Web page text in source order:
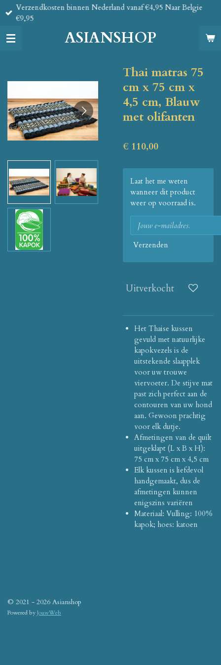
Ga
direct
de
ASIANSHOP
Verzendkosten binnen Nederland vanaf €4,95 Naar Belgie
€9,95
Thai matras 75
cm x 75 cm x
4,5 cm, Blauw
met olifanten
€ 110,00
Laat het me weten
wanneer dit product
weer op voorraad is.
Verzenden
Uitverkocht
Het Thaise kussen
gevuld met natuurlijke
kapokvezels is de
uitstekende slaapplek
voor uw trouwe
viervoeter. De stijve mat
past zich perfect aan de
contouren van uw hond
aan. Gewoon prachtig
voor elk dutje.
Afmetingen van de quilt
uitgeklapt (L x B x H):
75 cm x 75 cm x 4,5 cm
Elk kussen is liefdevol
handgemaakt, dus de
afmetingen kunnen
enigszins variëren
Materiaal: Vulling: 100%
kapok; hoes: katoen
© 2021 - 2026 Asianshop
Powered byJouwWeb